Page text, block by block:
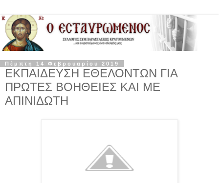
Πέμπτη 14 Φεβρουαρίου 2019
ΕΚΠΑΙΔΕΥΣΗ ΕΘΕΛΟΝΤΩΝ ΓΙΑ
ΠΡΩΤΕΣ ΒΟΗΘΕΙΕΣ ΚΑΙ ΜΕ
ΑΠΙΝΙΔΩΤΗ